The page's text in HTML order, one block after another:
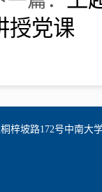
授党课
梓坡路172号中南大